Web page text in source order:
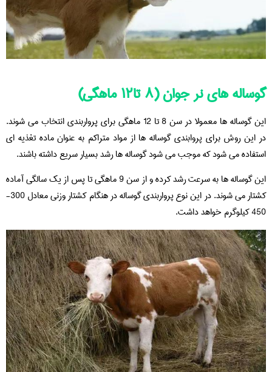
گوساله های نر جوان (۸ تا۱۲ ماهگي)
این گوساله ها معمولا در سن 8 تا 12 ماهگی برای پرواربندی انتخاب می شوند.
در این روش برای پروابندی گوساله ها از مواد متراکم به عنوان ماده تغذیه ای
استفاده می شود که موجب می شود گوساله ها رشد بسیار سریع داشته باشند.
این گوساله ها به سرعت رشد کرده و از سن 9 ماهگی تا پس از یک سالگی آماده
کشتار می شوند. در این نوع پرواربندی گوساله در هنگام کشتار وزنی معادل 300-
450 کیلوگرم خواهد داشت.